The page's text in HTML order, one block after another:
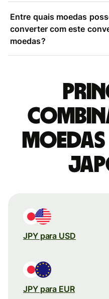
Entre quais moedas
converter com este
moedas?
JPY para USD
JPY para EUR